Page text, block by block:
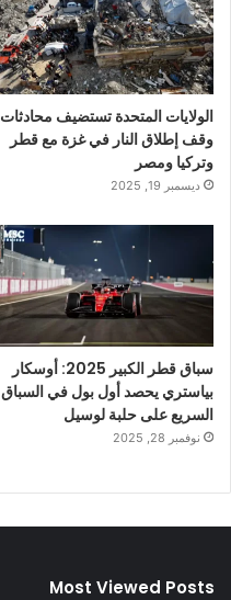
الولايات المتحدة تستضيف محادثات
وقف إطلاق النار في غزة مع قطر
وتركيا ومصر
ديسمبر 19, 2025
سباق قطر الكبير 2025: أوسكار
بياستري يحصد أول بول في السباق
السريع على حلبة لوسيل
نوفمبر 28, 2025
Most Viewed Posts